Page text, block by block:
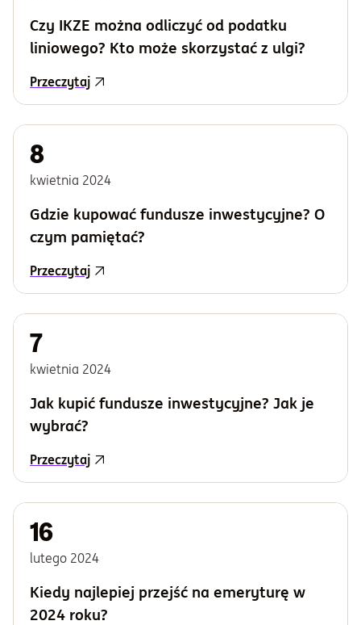
Czy IKZE można odliczyć od podatku
liniowego? Kto może skorzystać z ulgi?
Przeczytaj
8
kwietnia 2024
Gdzie kupować fundusze inwestycyjne? O
czym pamiętać?
Przeczytaj
7
kwietnia 2024
Jak kupić fundusze inwestycyjne? Jak je
wybrać?
Przeczytaj
16
lutego 2024
Kiedy najlepiej przejść na emeryturę w
2024 roku?